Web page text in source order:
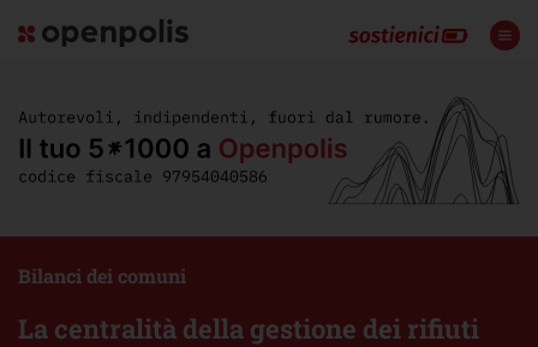
La centralità della gestione dei rifiuti
Bilanci dei comuni